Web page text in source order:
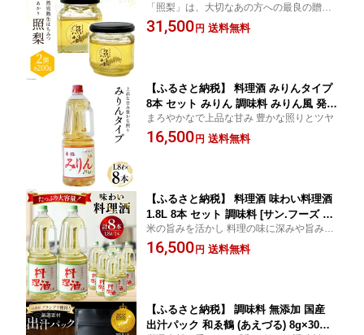
0743100]
「照梨」は、大切なあの方への最良の贈り
物です
31,500 円 送料無料
【ふるさと納税】 料理酒 みりんタイプ
8本 セット みりん 調味料 みりん風 発酵
調味料 酒 お酒 料理用 調理酒 アルコー
ル 酒 調味料セット 1.8L ペットボトル
まろやかなで上品な甘み 豊かな照りとツヤ
16,500 円 送料無料
【ふるさと納税】 料理酒 味わい料理酒
1.8L 8本 セット 調味料 [サン.フーズ 山
梨県 韮崎市 20743172] 酒 お酒 料理用
調理酒 アルコール ペットボトル おすす
米の旨みを活かし 料理の味に深みや旨みを
もたせます
16,500 円 送料無料
【ふるさと納税】 調味料 無添加 国産
出汁パック 和ゑ鶴 (あえづる) 8g×30包